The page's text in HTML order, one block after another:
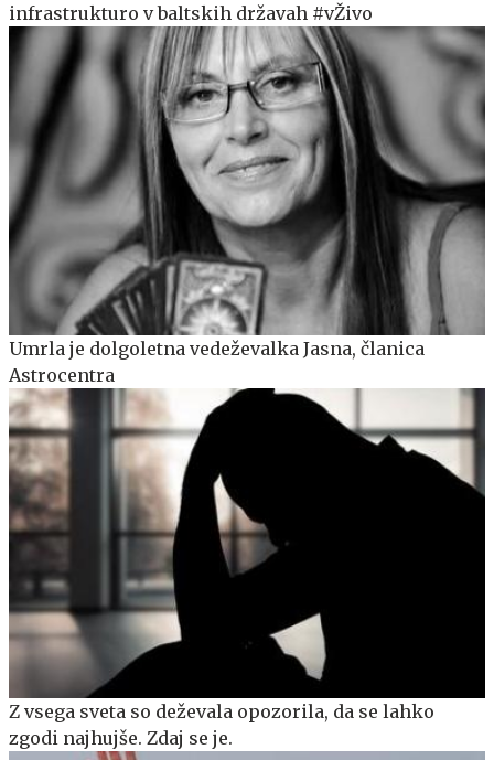
infrastrukturo v baltskih državah #vŽivo
Umrla je dolgoletna vedeževalka Jasna, članica
Astrocentra
Z vsega sveta so deževala opozorila, da se lahko
zgodi najhujše. Zdaj se je.